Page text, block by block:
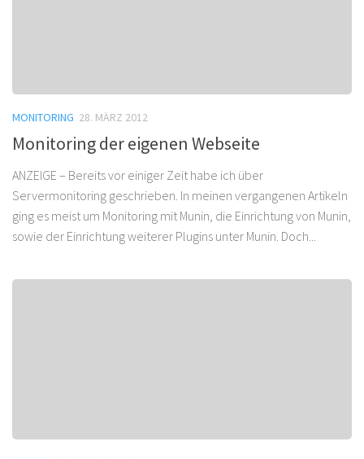
MONITORING 28. MÄRZ 2012
Monitoring der eigenen Webseite
ANZEIGE – Bereits vor einiger Zeit habe ich über
Servermonitoring geschrieben. In meinen vergangenen Artikeln
ging es meist um Monitoring mit Munin, die Einrichtung von Munin,
sowie der Einrichtung weiterer Plugins unter Munin. Doch...